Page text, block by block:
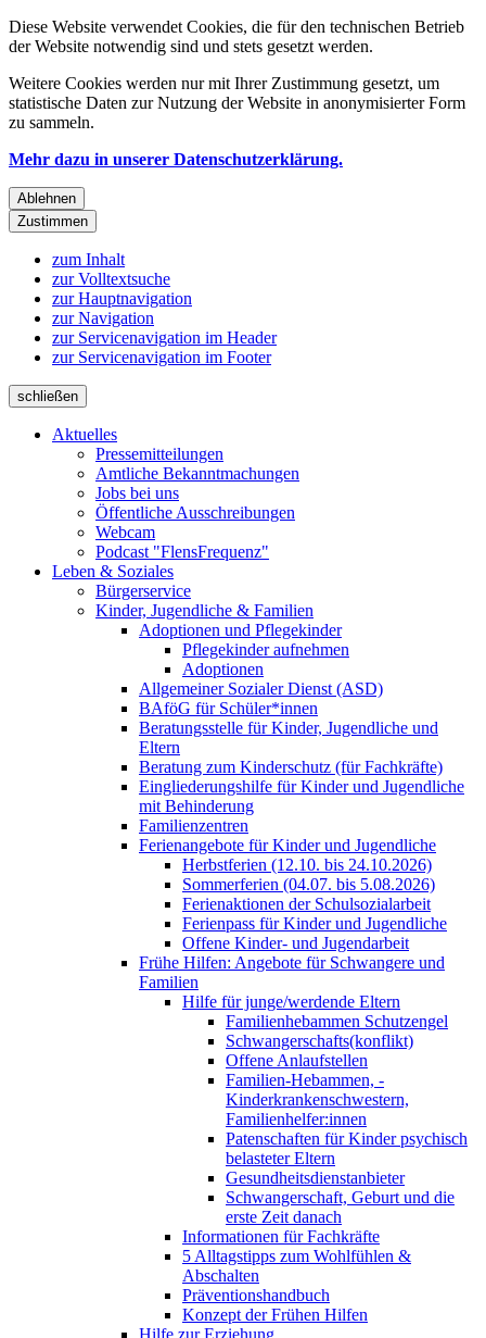
Diese Website verwendet Cookies, die für den technischen Betrieb
der Website notwendig sind und stets gesetzt werden.
Weitere Cookies werden nur mit Ihrer Zustimmung gesetzt, um
statistische Daten zur Nutzung der Website in anonymisierter Form
zu sammeln.
Mehr dazu in unserer Datenschutzerklärung.
Ablehnen
Zustimmen
zum Inhalt
zur Volltextsuche
zur Hauptnavigation
zur Navigation
zur Servicenavigation im Header
zur Servicenavigation im Footer
schließen
Aktuelles
Pressemitteilungen
Amtliche Bekanntmachungen
Jobs bei uns
Öffentliche Ausschreibungen
Webcam
Podcast "FlensFrequenz"
Leben & Soziales
Bürgerservice
Kinder, Jugendliche & Familien
Adoptionen und Pflegekinder
Pflegekinder aufnehmen
Adoptionen
Allgemeiner Sozialer Dienst (ASD)
BAföG für Schüler*innen
Beratungsstelle für Kinder, Jugendliche und
Eltern
Beratung zum Kinderschutz (für Fachkräfte)
Eingliederungshilfe für Kinder und Jugendliche
mit Behinderung
Familienzentren
Ferienangebote für Kinder und Jugendliche
Herbstferien (12.10. bis 24.10.2026)
Sommerferien (04.07. bis 5.08.2026)
Ferienaktionen der Schulsozialarbeit
Ferienpass für Kinder und Jugendliche
Offene Kinder- und Jugendarbeit
Frühe Hilfen: Angebote für Schwangere und
Familien
Hilfe für junge/werdende Eltern
Familienhebammen Schutzengel
Schwangerschafts(konflikt)
Offene Anlaufstellen
Familien-Hebammen, -
Kinderkrankenschwestern,
Familienhelfer:innen
Patenschaften für Kinder psychisch
belasteter Eltern
Gesundheitsdienstanbieter
Schwangerschaft, Geburt und die
erste Zeit danach
Informationen für Fachkräfte
5 Alltagstipps zum Wohlfühlen &
Abschalten
Präventionshandbuch
Konzept der Frühen Hilfen
Hilfe zur Erziehung